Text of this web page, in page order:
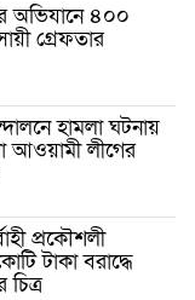
অভিযানে ৪০০
গ্রেফতার
হামলা ঘটনায়
আওয়ামী লীগের
প্রকৌশলী
টাকা বরাদ্ধে